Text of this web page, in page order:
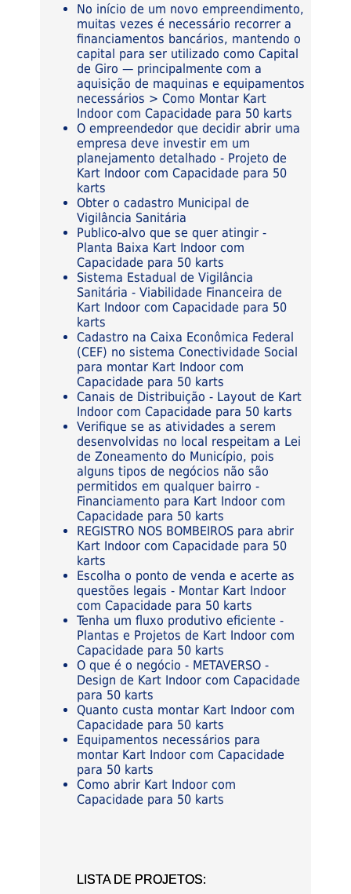
No início de um novo empreendimento,
muitas vezes é necessário recorrer a
financiamentos bancários, mantendo o
capital para ser utilizado como Capital
de Giro — principalmente com a
aquisição de maquinas e equipamentos
necessários > Como Montar Kart
Indoor com Capacidade para 50 karts
O empreendedor que decidir abrir uma
empresa deve investir em um
planejamento detalhado - Projeto de
Kart Indoor com Capacidade para 50
karts
Obter o cadastro Municipal de
Vigilância Sanitária
Publico-alvo que se quer atingir -
Planta Baixa Kart Indoor com
Capacidade para 50 karts
Sistema Estadual de Vigilância
Sanitária - Viabilidade Financeira de
Kart Indoor com Capacidade para 50
karts
Cadastro na Caixa Econômica Federal
(CEF) no sistema Conectividade Social
para montar Kart Indoor com
Capacidade para 50 karts
Canais de Distribuição - Layout de Kart
Indoor com Capacidade para 50 karts
Verifique se as atividades a serem
desenvolvidas no local respeitam a Lei
de Zoneamento do Município, pois
alguns tipos de negócios não são
permitidos em qualquer bairro -
Financiamento para Kart Indoor com
Capacidade para 50 karts
REGISTRO NOS BOMBEIROS para abrir
Kart Indoor com Capacidade para 50
karts
Escolha o ponto de venda e acerte as
questões legais - Montar Kart Indoor
com Capacidade para 50 karts
Tenha um fluxo produtivo eficiente -
Plantas e Projetos de Kart Indoor com
Capacidade para 50 karts
O que é o negócio - METAVERSO -
Design de Kart Indoor com Capacidade
para 50 karts
Quanto custa montar Kart Indoor com
Capacidade para 50 karts
Equipamentos necessários para
montar Kart Indoor com Capacidade
para 50 karts
Como abrir Kart Indoor com
Capacidade para 50 karts
LISTA DE PROJETOS: